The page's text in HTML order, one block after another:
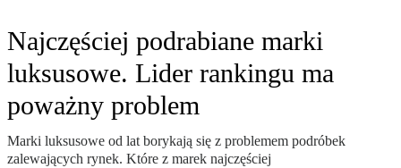
Najczęściej podrabiane marki
luksusowe. Lider rankingu ma
poważny problem
Marki luksusowe od lat borykają się z problemem podróbek
zalewających rynek. Które z marek najczęściej